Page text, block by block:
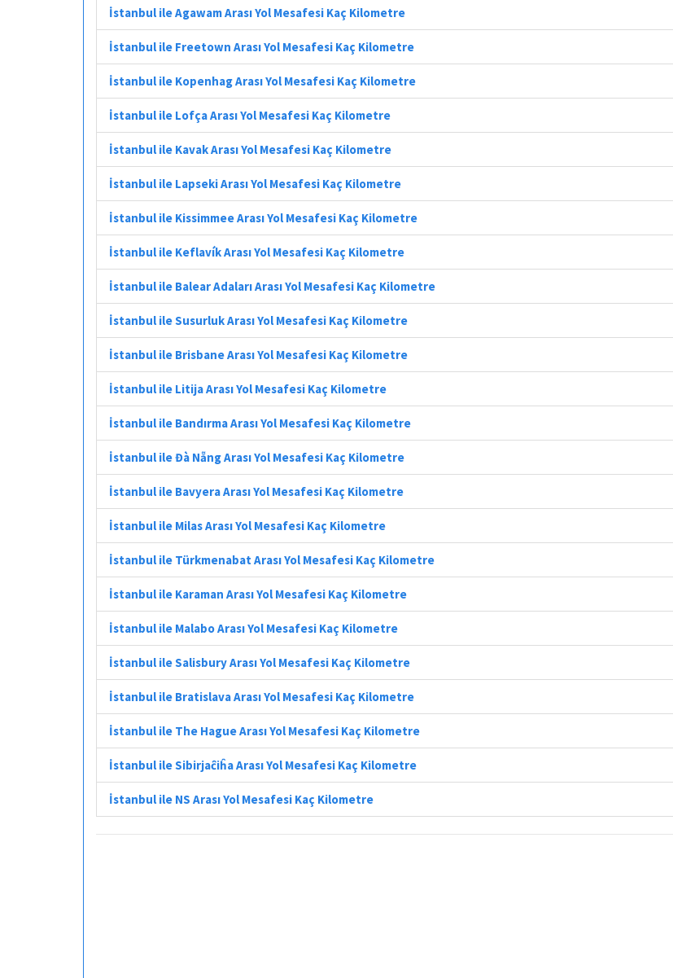
İstanbul ile Agawam Arası Yol Mesafesi Kaç Kilometre
İstanbul ile Freetown Arası Yol Mesafesi Kaç Kilometre
İstanbul ile Kopenhag Arası Yol Mesafesi Kaç Kilometre
İstanbul ile Lofça Arası Yol Mesafesi Kaç Kilometre
İstanbul ile Kavak Arası Yol Mesafesi Kaç Kilometre
İstanbul ile Lapseki Arası Yol Mesafesi Kaç Kilometre
İstanbul ile Kissimmee Arası Yol Mesafesi Kaç Kilometre
İstanbul ile Keflavík Arası Yol Mesafesi Kaç Kilometre
İstanbul ile Balear Adaları Arası Yol Mesafesi Kaç Kilometre
İstanbul ile Susurluk Arası Yol Mesafesi Kaç Kilometre
İstanbul ile Brisbane Arası Yol Mesafesi Kaç Kilometre
İstanbul ile Litija Arası Yol Mesafesi Kaç Kilometre
İstanbul ile Bandırma Arası Yol Mesafesi Kaç Kilometre
İstanbul ile Đà Nẵng Arası Yol Mesafesi Kaç Kilometre
İstanbul ile Bavyera Arası Yol Mesafesi Kaç Kilometre
İstanbul ile Milas Arası Yol Mesafesi Kaç Kilometre
İstanbul ile Türkmenabat Arası Yol Mesafesi Kaç Kilometre
İstanbul ile Karaman Arası Yol Mesafesi Kaç Kilometre
İstanbul ile Malabo Arası Yol Mesafesi Kaç Kilometre
İstanbul ile Salisbury Arası Yol Mesafesi Kaç Kilometre
İstanbul ile Bratislava Arası Yol Mesafesi Kaç Kilometre
İstanbul ile The Hague Arası Yol Mesafesi Kaç Kilometre
İstanbul ile Sibirjaĉiĥa Arası Yol Mesafesi Kaç Kilometre
İstanbul ile NS Arası Yol Mesafesi Kaç Kilometre